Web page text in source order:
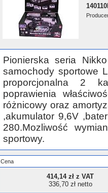
Pionierska seria
samochody sportowe
proporcjonalna 2
poprawienia
różnicowy oraz
,akumulator 9,6V
280.Mozliwość
sportowy.
Cena
414,14 zł z VAT
336,70 zł netto